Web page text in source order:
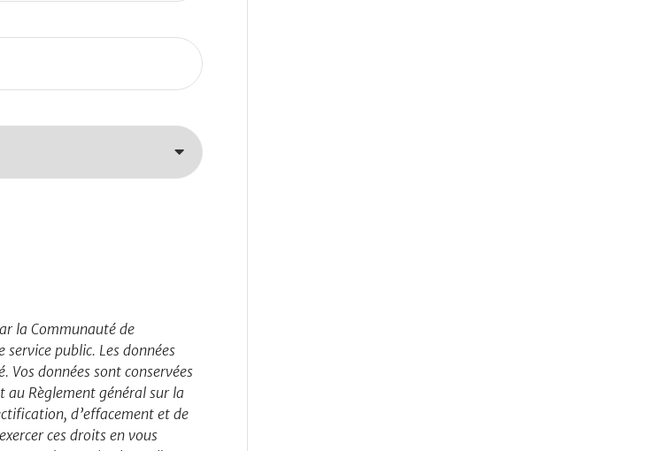
la Communauté de
public. Les données
Vos données sont conservées
Règlement général sur la
d’effacement et de
ces droits en vous